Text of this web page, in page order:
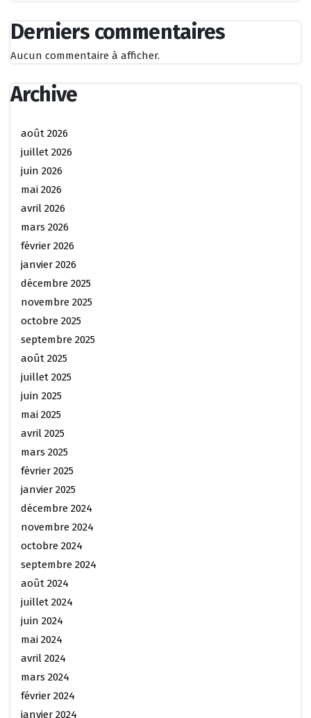
Derniers commentaires
Aucun commentaire à afficher.
Archive
août 2026
juillet 2026
juin 2026
mai 2026
avril 2026
mars 2026
février 2026
janvier 2026
décembre 2025
novembre 2025
octobre 2025
septembre 2025
août 2025
juillet 2025
juin 2025
mai 2025
avril 2025
mars 2025
février 2025
janvier 2025
décembre 2024
novembre 2024
octobre 2024
septembre 2024
août 2024
juillet 2024
juin 2024
mai 2024
avril 2024
mars 2024
février 2024
janvier 2024